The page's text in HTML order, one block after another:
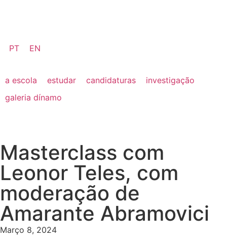
PT EN
a escola estudar candidaturas
investigação
galeria dínamo
Masterclass com
Leonor Teles, com
moderação de
Amarante Abramovici
Março 8, 2024